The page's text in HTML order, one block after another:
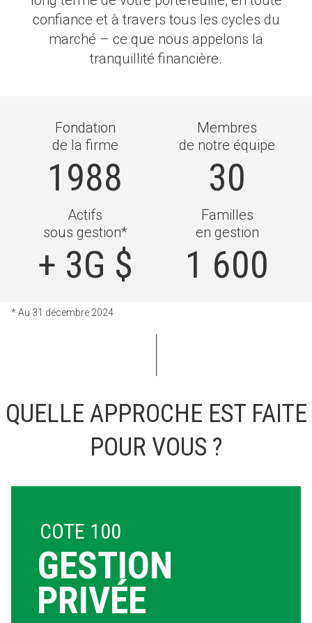
confiance et à travers tous les cycles du
marché – ce que nous appelons la
tranquillité financière.
Fondation
de la firme
1988
Membres
de notre équipe
30
Actifs
sous gestion*
+ 3G $
Familles
en gestion
1 600
* Au 31 décembre 2024
QUELLE APPROCHE EST FAITE
POUR VOUS ?
COTE 100
GESTION
PRIVÉE